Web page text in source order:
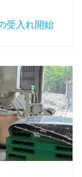
受入れ開始